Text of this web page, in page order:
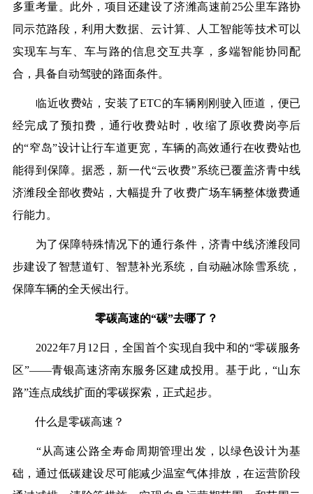
多重考量。此外，项目还建设了济潍高速前25公里车路协
同示范路段，利用大数据、云计算、人工智能等技术可以
实现车与车、车与路的信息交互共享，多端智能协同配
合，具备自动驾驶的路面条件。
临近收费站，安装了ETC的车辆刚刚驶入匝道，便已
经完成了预扣费，通行收费站时，收缩了原收费岗亭后
的“窄岛”设计让行车道更宽，车辆的高效通行在收费站也
能得到保障。据悉，新一代“云收费”系统已覆盖济青中线
济潍段全部收费站，大幅提升了收费广场车辆整体缴费通
行能力。
为了保障特殊情况下的通行条件，济青中线济潍段同
步建设了智慧道钉、智慧补光系统，自动融冰除雪系统，
保障车辆的全天候出行。
零碳高速的“碳”去哪了？
2022年7月12日，全国首个实现自我中和的“零碳服务
区”——青银高速济南东服务区建成投用。基于此，“山东
路”连点成线扩面的零碳探索，正式起步。
什么是零碳高速？
“从高速公路全寿命周期管理出发，以绿色设计为基
础，通过低碳建设尽可能减少温室气体排放，在运营阶段